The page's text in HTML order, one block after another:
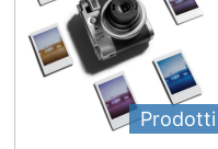
Prodotti